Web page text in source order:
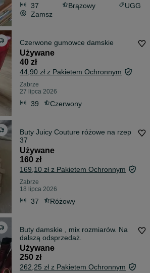
37 Brązowy
UGG
Zamsz
Czerwone gumowce damskie
Używane
40 zł
44,90 zł z Pakietem Ochronnym
Zabrze
27 lipca 2026
39 Czerwony
Buty Juicy Couture różowe na rzep
37
Używane
160 zł
169,10 zł z Pakietem Ochronnym
Zabrze
18 lipca 2026
37 Różowy
Buty damskie , mix rozmiarów. Na
dalszą odsprzedaż.
Używane
250 zł
262,25 zł z Pakietem Ochronnym